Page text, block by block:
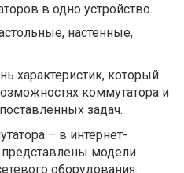
в одно устройство.
настенные,
характеристик, который
коммутатора и
задач.
– в интернет-
модели
оборудования.